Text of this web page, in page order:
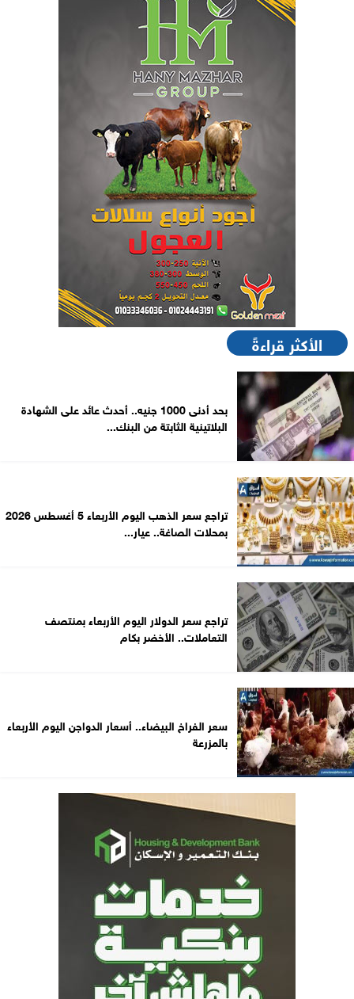
الأكثر قراءةً
بحد أدنى 1000 جنيه.. أحدث عائد على الشهادة
البلاتينية الثابتة من البنك...
تراجع سعر الذهب اليوم الأربعاء 5 أغسطس 2026
بمحلات الصاغة.. عيار...
تراجع سعر الدولار اليوم الأربعاء بمنتصف
التعاملات.. الأخضر بكام
سعر الفراخ البيضاء.. أسعار الدواجن اليوم الأربعاء
بالمزرعة